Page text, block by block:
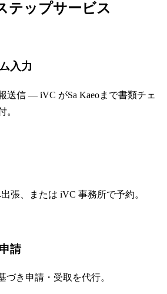
テップサービス
入力
送信 — iVC がSa Kaeoまで書類チェ
。
張、または iVC 事務所で予約。
請
づき申請・受取を代行。